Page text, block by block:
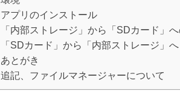
アプリのインストール
「内部ストレージ」から「SDカード」
「SDカード」から「内部ストレージ」へ
あとがき
追記、ファイルマネージャーについて